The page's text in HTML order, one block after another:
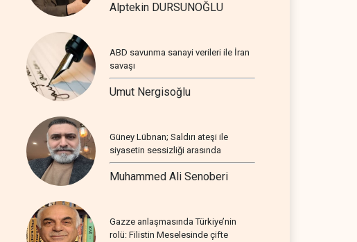
Alptekin DURSUNOĞLU
ABD savunma sanayi verileri ile İran
savaşı
Umut Nergisoğlu
Güney Lübnan; Saldırı ateşi ile
siyasetin sessizliği arasında
Muhammed Ali Senoberi
Gazze anlaşmasında Türkiye’nin
rolü: Filistin Meselesinde çifte